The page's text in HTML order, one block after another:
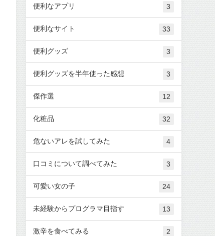
便利なアプリ 3
便利なサイト 33
便利グッズ 3
便利グッズを半年使った感想 3
傑作選 12
化粧品 32
危ないアレを試してみた 4
口コミについて調べてみた 3
可愛い女の子 24
未経験からプログラマ目指す 13
激辛を食べてみる 2